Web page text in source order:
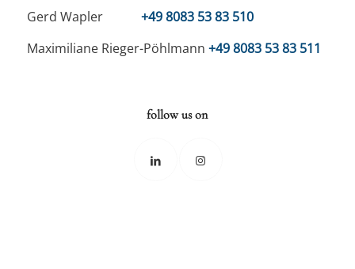
direkt zu
Udo Rieger+49 8083 54117
Maximiliane Rieger-Pöhlmann+49 8083 53 83 511